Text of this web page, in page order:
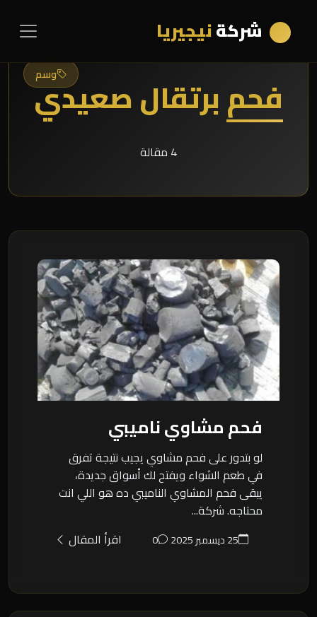
شركةنيجيريا
وسم
فحم برتقال صعيدي
4 مقالة
فحم مشاوي ناميبي
لو بتدور على فحم مشاوي يجيب نتيجة تفرق
في طعم الشواء ويفتح لك أسواق جديدة،
يبقى فحم المشاوي الناميبي ده هو اللي انت
محتاجه. شركة...
25 ديسمبر 2025 0 اقرأ المقال